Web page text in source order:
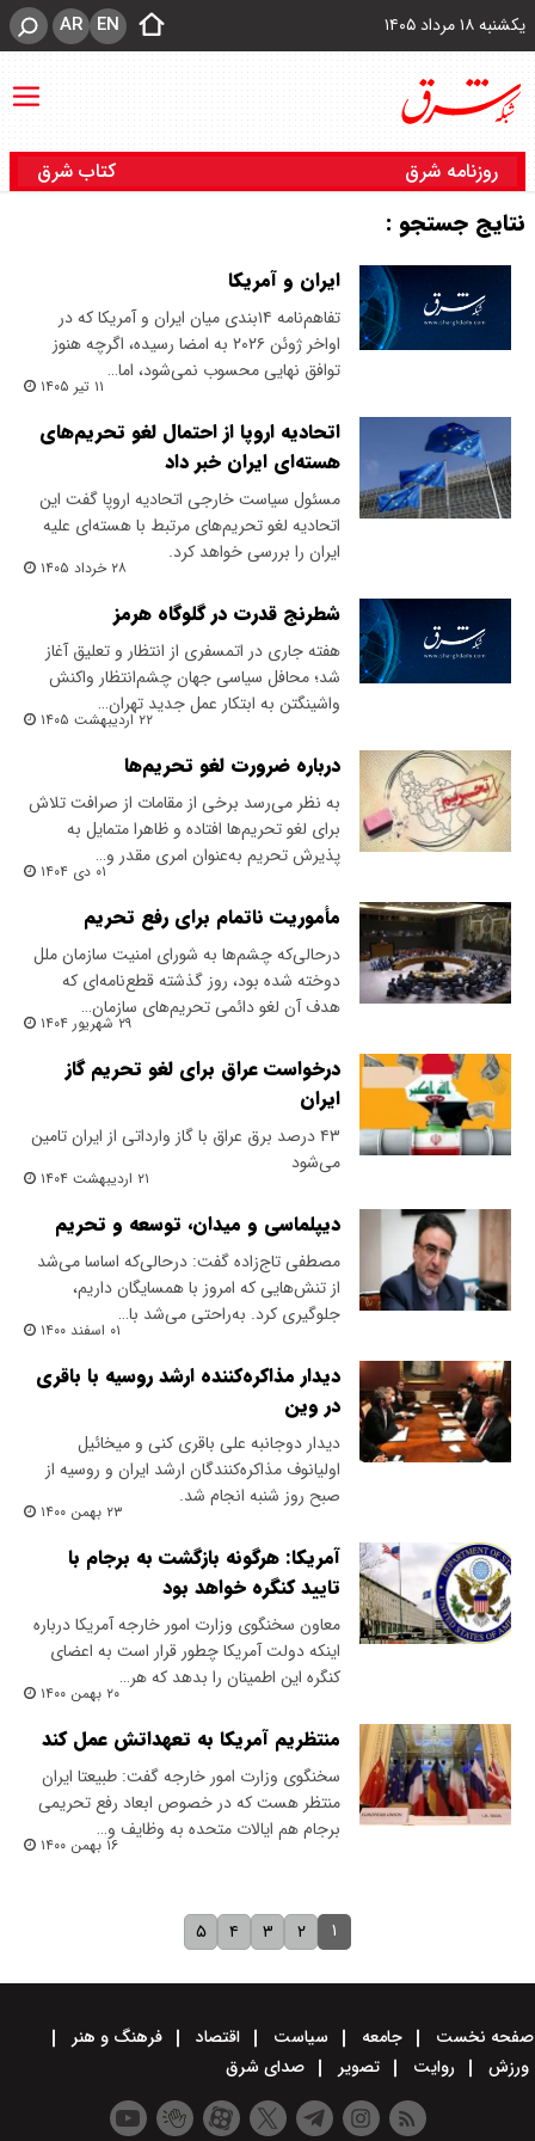
یکشنبه ۱۸ مرداد ۱۴۰۵ EN
AR
روزنامه شرق کتاب شرق
نتایج جستجو :
ایران و آمریکا
تفاهم‌نامه ۱۴‌بندی میان ایران و آمریکا که در
اواخر ژوئن ۲۰۲۶ به امضا رسیده، اگرچه هنوز
توافق نهایی محسوب نمی‌شود، اما…
۱۱ تیر ۱۴۰۵
اتحادیه اروپا از احتمال لغو تحریم‌های
هسته‌ای ایران خبر داد
مسئول سیاست خارجی اتحادیه اروپا گفت این
اتحادیه لغو تحریم‌های مرتبط با هسته‌ای علیه
ایران را بررسی خواهد کرد.
۲۸ خرداد ۱۴۰۵
شطرنج قدرت در گلوگاه هرمز
هفته جاری در اتمسفری از انتظار و تعلیق آغاز
شد؛ محافل سیاسی جهان چشم‌انتظار واکنش
واشینگتن به ابتکار عمل جدید تهران…
۲۲ اردیبهشت ۱۴۰۵
درباره ضرورت لغو تحریم‌ها
به نظر می‌رسد برخی از مقامات از صرافت تلاش
برای لغو تحریم‌ها افتاده و ظاهرا متمایل به
پذیرش تحریم به‌عنوان امری مقدر و…
۰۱ دی ۱۴۰۴
مأموریت ناتمام برای رفع تحریم
در‌حالی‌که چشم‌ها به شورای امنیت سازمان ملل
دوخته شده بود، روز گذشته قطع‌نامه‌ای که
هدف آن لغو دائمی تحریم‌های سازمان…
۲۹ شهریور ۱۴۰۴
درخواست عراق برای لغو تحریم گاز
ایران
۴۳ درصد برق عراق با گاز وارداتی از ایران تامین
می‌شود
۲۱ اردیبهشت ۱۴۰۴
دیپلماسی و میدان، توسعه و تحریم
مصطفی تاج‌زاده گفت: درحالی‌که اساسا می‌شد
از تنش‌هایی که امروز با همسایگان داریم،
جلوگیری کرد. به‌راحتی می‌شد با…
۰۱ اسفند ۱۴۰۰
دیدار مذاکره‌کننده ارشد روسیه با باقری
در وین
دیدار دوجانبه علی باقری کنی و میخائیل
اولیانوف مذاکره‌کنندگان ارشد ایران و روسیه از
صبح روز شنبه انجام شد.
۲۳ بهمن ۱۴۰۰
آمریکا: هرگونه بازگشت‌ به برجام با
تایید کنگره خواهد بود
معاون سخنگوی‌ وزارت امور خارجه آمریکا درباره
اینکه دولت آمریکا چطور قرار است به اعضای
کنگره این اطمینان را بدهد که هر…
۲۰ بهمن ۱۴۰۰
منتظریم آمریکا به تعهداتش عمل کند
سخنگوی وزارت امور خارجه گفت: طبیعتا ایران
منتظر هست که در خصوص ابعاد رفع تحریمی
برجام هم ایالات متحده به وظایف و…
۱۶ بهمن ۱۴۰۰
۱ ۲ ۳ ۴ ۵
صفحه نخست جامعه سیاست اقتصاد
فرهنگ و هنر
ورزش
روایت تصویر صدای شرق